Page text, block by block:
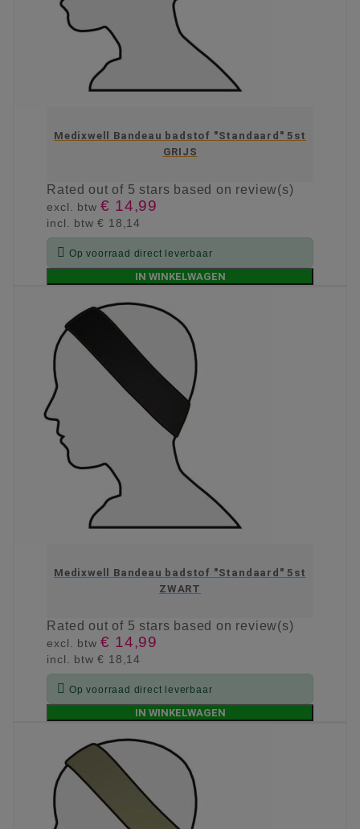
Medixwell Bandeau badstof "Standaard" 5st
GRIJS
Ratedout of 5 stars based on review(s)
excl. btw€ 14,99
incl. btw€ 18,14
 Op voorraad direct leverbaar
IN WINKELWAGEN
Medixwell Bandeau badstof "Standaard" 5st
ZWART
Ratedout of 5 stars based on review(s)
excl. btw€ 14,99
incl. btw€ 18,14
 Op voorraad direct leverbaar
IN WINKELWAGEN